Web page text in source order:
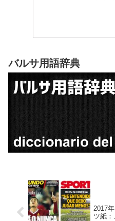
バルサ用語辞典
2017
ツ紙